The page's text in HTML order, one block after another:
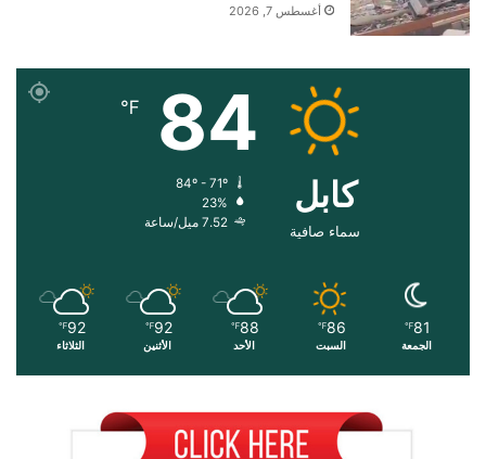
أغسطس 7, 2026
کابل
سماء صافية
84
℉
23%
7.52 ميل/ساعة
81
℉
الجمعة
86
℉
السبت
88
℉
الأحد
92
℉
الأثنين
92
℉
الثلاثاء